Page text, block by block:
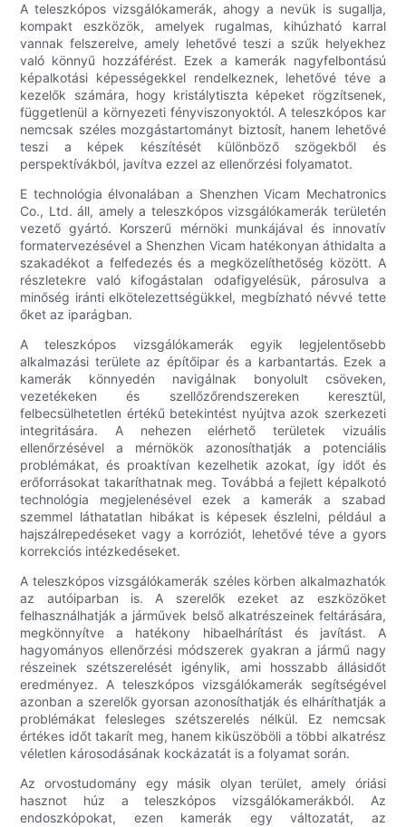
A teleszkópos vizsgálókamerák, ahogy a nevük is sugallja,
kompakt eszközök, amelyek rugalmas, kihúzható karral
vannak felszerelve, amely lehetővé teszi a szűk helyekhez
való könnyű hozzáférést. Ezek a kamerák nagyfelbontású
képalkotási képességekkel rendelkeznek, lehetővé téve a
kezelők számára, hogy kristálytiszta képeket rögzítsenek,
függetlenül a környezeti fényviszonyoktól. A teleszkópos kar
nemcsak széles mozgástartományt biztosít, hanem lehetővé
teszi a képek készítését különböző szögekből és
perspektívákból, javítva ezzel az ellenőrzési folyamatot.
E technológia élvonalában a Shenzhen Vicam Mechatronics
Co., Ltd. áll, amely a teleszkópos vizsgálókamerák területén
vezető gyártó. Korszerű mérnöki munkájával és innovatív
formatervezésével a Shenzhen Vicam hatékonyan áthidalta a
szakadékot a felfedezés és a megközelíthetőség között. A
részletekre való kifogástalan odafigyelésük, párosulva a
minőség iránti elkötelezettségükkel, megbízható névvé tette
őket az iparágban.
A teleszkópos vizsgálókamerák egyik legjelentősebb
alkalmazási területe az építőipar és a karbantartás. Ezek a
kamerák könnyedén navigálnak bonyolult csöveken,
vezetékeken és szellőzőrendszereken keresztül,
felbecsülhetetlen értékű betekintést nyújtva azok szerkezeti
integritására. A nehezen elérhető területek vizuális
ellenőrzésével a mérnökök azonosíthatják a potenciális
problémákat, és proaktívan kezelhetik azokat, így időt és
erőforrásokat takaríthatnak meg. Továbbá a fejlett képalkotó
technológia megjelenésével ezek a kamerák a szabad
szemmel láthatatlan hibákat is képesek észlelni, például a
hajszálrepedéseket vagy a korróziót, lehetővé téve a gyors
korrekciós intézkedéseket.
A teleszkópos vizsgálókamerák széles körben alkalmazhatók
az autóiparban is. A szerelők ezeket az eszközöket
felhasználhatják a járművek belső alkatrészeinek feltárására,
megkönnyítve a hatékony hibaelhárítást és javítást. A
hagyományos ellenőrzési módszerek gyakran a jármű nagy
részeinek szétszerelését igénylik, ami hosszabb állásidőt
eredményez. A teleszkópos vizsgálókamerák segítségével
azonban a szerelők gyorsan azonosíthatják és elháríthatják a
problémákat felesleges szétszerelés nélkül. Ez nemcsak
értékes időt takarít meg, hanem kiküszöböli a többi alkatrész
véletlen károsodásának kockázatát is a folyamat során.
Az orvostudomány egy másik olyan terület, amely óriási
hasznot húz a teleszkópos vizsgálókamerákból. Az
endoszkópokat, ezen kamerák egy változatát, az